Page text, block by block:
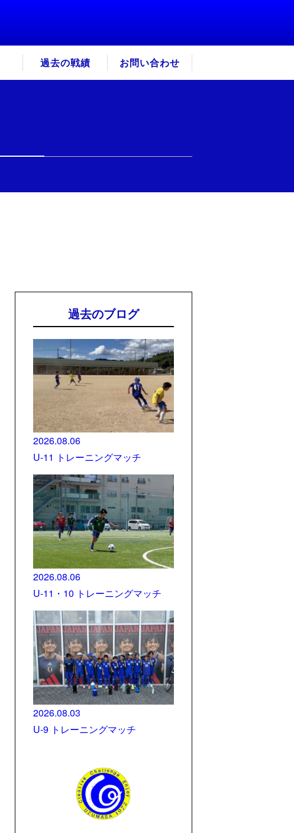
過去の戦績 お問い合わせ
過去のブログ
2026.08.06
U-11 トレーニングマッチ
2026.08.06
U-11・10 トレーニングマッチ
2026.08.03
U-9 トレーニングマッチ